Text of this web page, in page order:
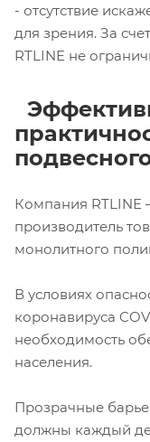
- отсутствие
для зрения. За
RTLINE не
Компания RTLINE
производитель
монолитного
В условиях
коронавируса
необходимость
населения.
Прозрачные
должны каждый